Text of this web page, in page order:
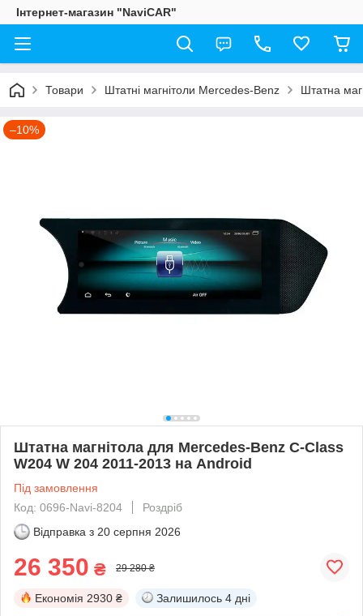
Інтернет-магазин "NaviCAR"
Товари Штатні магнітоли Mercedes-Benz Штатна
–10%
Штатна магнітола для Mercedes-Benz C-Class
W204 W 204 2011-2013 на Android
Під замовлення
Код: 0696-Navi-8204
Роздріб
Відправка з 20 серпня 2026
26 350 ₴ 29 280 ₴
Економія 2930 ₴ Залишилось 4 дні